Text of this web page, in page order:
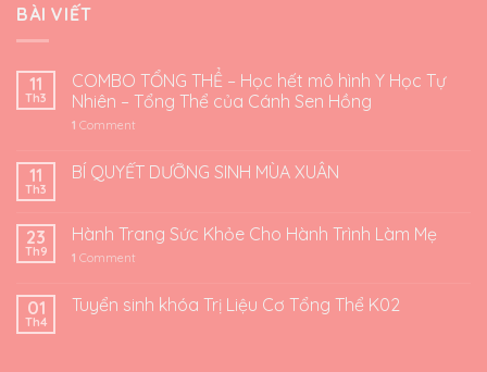
BÀI VIẾT
11
Th3
COMBO TỔNG THỂ – Học hết mô hình Y Học Tự
Nhiên – Tổng Thể của Cánh Sen Hồng
1 Comment
11
Th3
BÍ QUYẾT DƯỠNG SINH MÙA XUÂN
23
Th9
Hành Trang Sức Khỏe Cho Hành Trình Làm Mẹ
1 Comment
01
Th4
Tuyển sinh khóa Trị Liệu Cơ Tổng Thể K02